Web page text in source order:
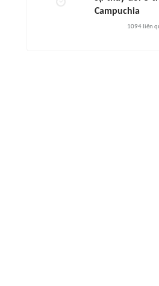
Campuchia
1094 liên